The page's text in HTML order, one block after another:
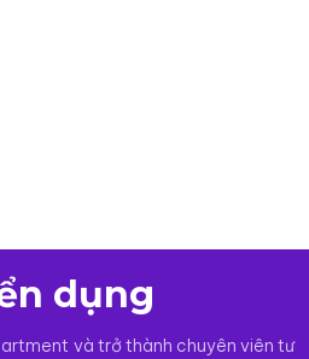
dụng
và trở thành chuyên viên tư